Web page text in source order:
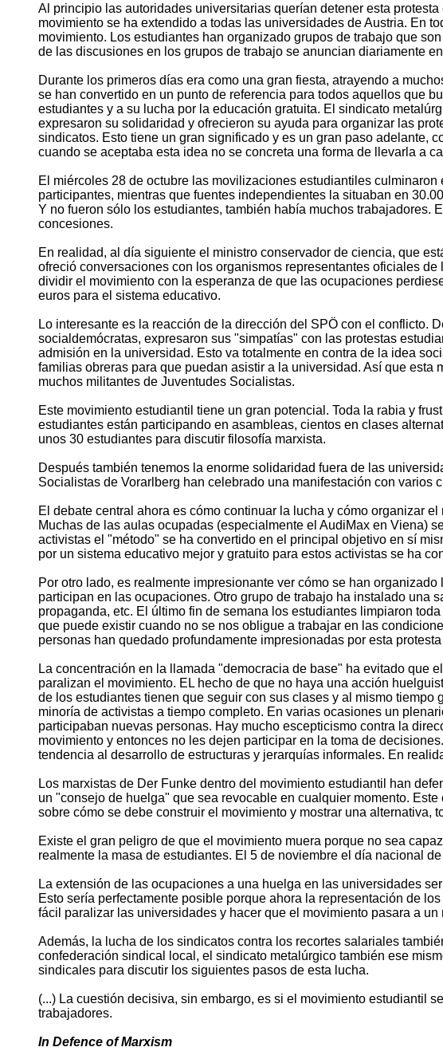
Al principio las autoridades universitarias querían detener esta
movimiento se ha extendido a todas las universidades de Austria. En
movimiento. Los estudiantes han organizado grupos de trabajo que
de las discusiones en los grupos de trabajo se anuncian diariamente
Durante los primeros días era como una gran fiesta, atrayendo a
se han convertido en un punto de referencia para todos aquellos que
estudiantes y a su lucha por la educación gratuita. El sindicato
expresaron su solidaridad y ofrecieron su ayuda para organizar las
sindicatos. Esto tiene un gran significado y es un gran paso adelante,
cuando se aceptaba esta idea no se concreta una forma de llevarla a
El miércoles 28 de octubre las movilizaciones estudiantiles
participantes, mientras que fuentes independientes la situaban en
Y no fueron sólo los estudiantes, también había muchos trabajadores.
concesiones.
En realidad, al día siguiente el ministro conservador de ciencia, que
ofreció conversaciones con los organismos representantes oficiales
dividir el movimiento con la esperanza de que las ocupaciones
euros para el sistema educativo.
Lo interesante es la reacción de la dirección del SPÖ con el conflicto.
socialdemócratas, expresaron sus "simpatías" con las protestas
admisión en la universidad. Esto va totalmente en contra de la idea
familias obreras para que puedan asistir a la universidad. Así que
muchos militantes de Juventudes Socialistas.
Este movimiento estudiantil tiene un gran potencial. Toda la rabia y
estudiantes están participando en asambleas, cientos en clases
unos 30 estudiantes para discutir filosofía marxista.
Después también tenemos la enorme solidaridad fuera de las
Socialistas de Vorarlberg han celebrado una manifestación con
El debate central ahora es cómo continuar la lucha y cómo organizar
Muchas de las aulas ocupadas (especialmente el AudiMax en Viena)
activistas el "método" se ha convertido en el principal objetivo en sí
por un sistema educativo mejor y gratuito para estos activistas se ha
Por otro lado, es realmente impresionante ver cómo se han
participan en las ocupaciones. Otro grupo de trabajo ha instalado una
propaganda, etc. El último fin de semana los estudiantes limpiaron
que puede existir cuando no se nos obligue a trabajar en las
personas han quedado profundamente impresionadas por esta
La concentración en la llamada "democracia de base" ha evitado que
paralizan el movimiento. EL hecho de que no haya una acción
de los estudiantes tienen que seguir con sus clases y al mismo
minoría de activistas a tiempo completo. En varias ocasiones un
participaban nuevas personas. Hay mucho escepticismo contra la
movimiento y entonces no les dejen participar en la toma de
tendencia al desarrollo de estructuras y jerarquías informales. En
Los marxistas de Der Funke dentro del movimiento estudiantil han
un "consejo de huelga" que sea revocable en cualquier momento.
sobre cómo se debe construir el movimiento y mostrar una alternativa,
Existe el gran peligro de que el movimiento muera porque no sea
realmente la masa de estudiantes. El 5 de noviembre el día nacional
La extensión de las ocupaciones a una huelga en las universidades
Esto sería perfectamente posible porque ahora la representación de
fácil paralizar las universidades y hacer que el movimiento pasara a
Además, la lucha de los sindicatos contra los recortes salariales
confederación sindical local, el sindicato metalúrgico también ese
sindicales para discutir los siguientes pasos de esta lucha.
(...) La cuestión decisiva, sin embargo, es si el movimiento estudiantil
trabajadores.
In Defence of Marxism